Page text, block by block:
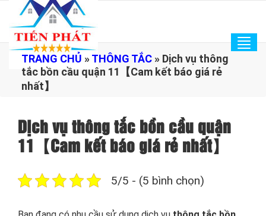
TRANG CHỦ »THÔNG TẮC » Dịch vụ thông
tắc bồn cầu quận 11【Cam kết báo giá rẻ
nhất】
Dịch vụ thông tắc bồn cầu quận
11【Cam kết báo giá rẻ nhất】
5/5 - (5 bình chọn)